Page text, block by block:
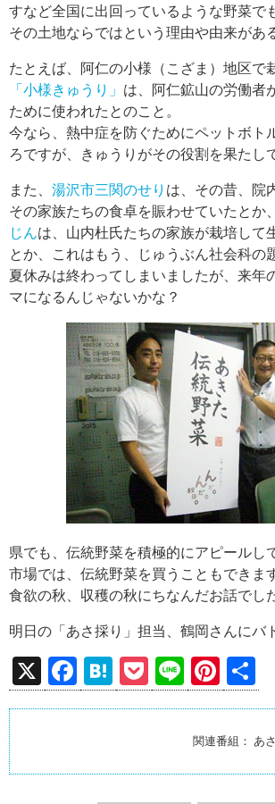
すなど全国に出回っているような野菜で
その土地ならではという理由や由来があ
たとえば、阿仁の小様（こざま）地区で
「小様きゅうり」 は、阿仁鉱山の労働者
ために使われたとのこと。
今なら、熱中症を防ぐためにペットボト
ろですが、きゅうりがその役割を果たし
また、 湯沢市三関のせり は、その昔、院
その家族たちの食卓を賑わせていたとか、
じんは、山内杜氏たちの家族が栽培して
とか、これはもう、じゅうぶん社会科の
夏休みは終わってしまいましたが、来年
マになるんじゃないかな？
県でも、伝統野菜を積極的にアピールし
市場では、伝統野菜を買うこともできま
食欲の秋、収穫の秋にちなんだお話でし
明日の「あさ採り」担当、鶴岡さんにバ
X
F
a
o
H
at
a
P
o
Li
n
e
Pi
nt
er
es
t
関連番組： あ